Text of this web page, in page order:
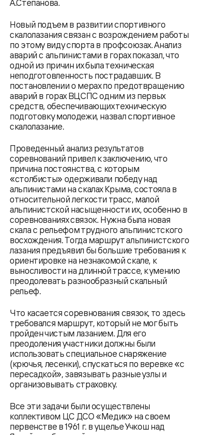
А.Степанова.
Новый подъем в развитии спортивного
скалолазания связан с возрождением работы
по этому виду спорта в профсоюзах. Анализ
аварий с альпинистами в горах пока­зал, что
одной из причин их была техническая
неподготовленность пострадавших. В
постановлении о мерах по предотвращению
аварий в горах ВЦСПС одним из первых
средств, обеспечивающих техническую
подготовку молодежи, назвал спортивное
скалолазание.
Проведенный анализ результатов
соревнований привел к заключению, что
причина постоянства, с которым
«столбисты» одерживали победу над
альпинистами на скалах Крыма, состояла в
относительной легкости трасс, малой
альпинистской насыщенности их, особенно в
соревнованиях связок. Нужна была новая
скала с рельефом трудного альпинистского
восхождения. Тогда маршрут альпинистского
лазания предъявил бы большие требования к
ориентировке на незнакомой скале, к
выносливости на длинной трассе, к умению
преодолевать разнообразный скальный
рельеф.
Что касается соревнования связок, то здесь
требовался маршрут, который не мог быть
пройден чистым лазанием. Для его
преодоления участники должны были
использовать специальное снаряжение
(крючья, лесенки), спускаться по веревке «с
пересадкой», завязывать разные узлы и
организовывать страховку.
Все эти задачи были осуществлены
коллективом ЦС ДСО «Медик» на своем
первенстве в 1961 г. в ущелье Учкош над